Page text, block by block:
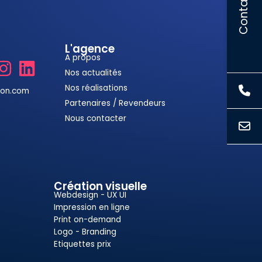
L'agence
A propos
Nos actualités
Nos réalisations
Partenaires / Revendeurs
Nous contacter
Création visuelle
Webdesign - UX UI
Impression en ligne
Print on-demand
Logo - Branding
Etiquettes prix
Contact